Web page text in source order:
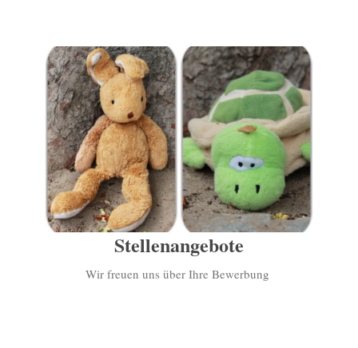
Stellenangebote
Wir freuen uns über Ihre Bewerbung